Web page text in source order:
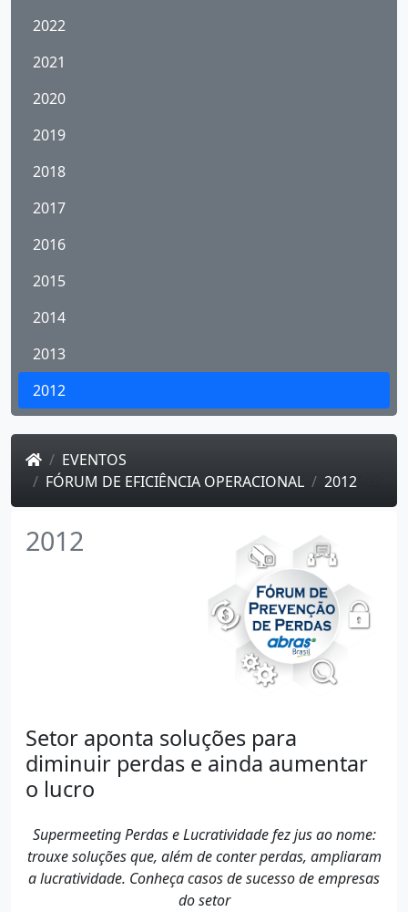
2022
2021
2020
2019
2018
2017
2016
2015
2014
2013
2012
EVENTOS
FÓRUM DE EFICIÊNCIA OPERACIONAL
2012
2012
Setor aponta soluções para
diminuir perdas e ainda aumentar
o lucro
Supermeeting Perdas e Lucratividade fez jus ao nome:
trouxe soluções que, além de conter perdas, ampliaram
a lucratividade. Conheça casos de sucesso de empresas
do setor